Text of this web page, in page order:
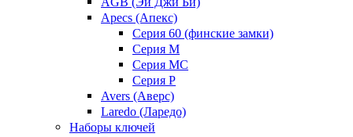
Apecs (Апекс)
Серия 60 (финские замки)
Серия M
Серия MC
Серия P
Avers (Аверс)
Laredo (Ларедо)
Наборы ключей